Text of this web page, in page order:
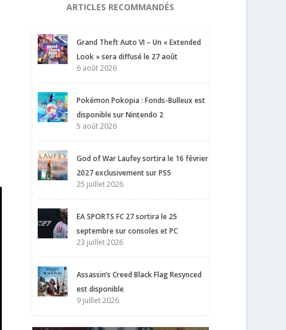
ARTICLES RECOMMANDÉS
Grand Theft Auto VI – Un « Extended
Look » sera diffusé le 27 août
6 août 2026
Pokémon Pokopia : Fonds-Bulleux est
disponible sur Nintendo 2
5 août 2026
God of War Laufey sortira le 16 février
2027 exclusivement sur PS5
25 juillet 2026
EA SPORTS FC 27 sortira le 25
septembre sur consoles et PC
23 juillet 2026
Assassin’s Creed Black Flag Resynced
est disponible
9 juillet 2026